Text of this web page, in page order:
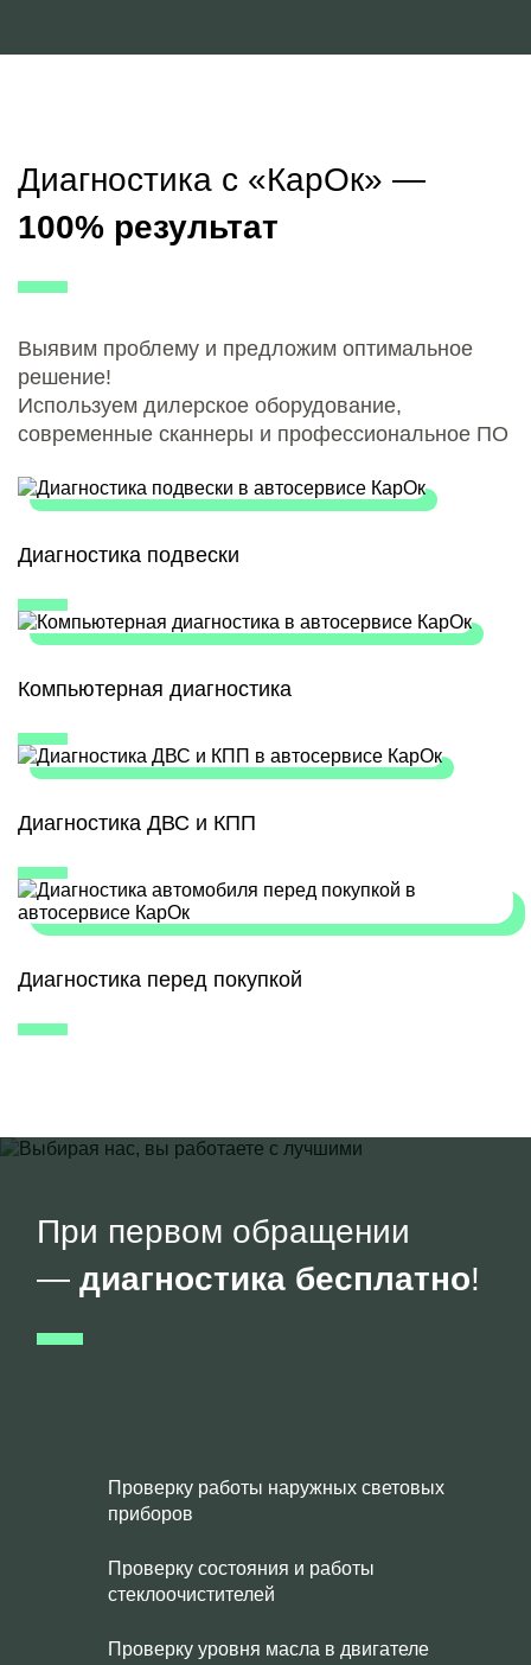
Диагностика с «КарОк» —
100% результат
Выявим проблему и предложим оптимальное
решение!
Используем дилерское оборудование,
современные сканнеры и профессиональное ПО
Диагностика подвески
Компьютерная диагностика
Диагностика ДВС и КПП
Диагностика перед покупкой
При первом обращении
— диагностика бесплатно!
Проверку работы наружных световых
приборов
Проверку состояния и работы
стеклоочистителей
Проверку уровня масла в двигателе